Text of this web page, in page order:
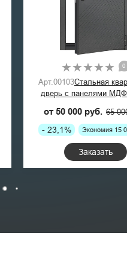
0
Арт.00103Стальная
дверь с панелями МДФ
от 50 000 руб. 65
- 23,1% Экономия 15
Заказать